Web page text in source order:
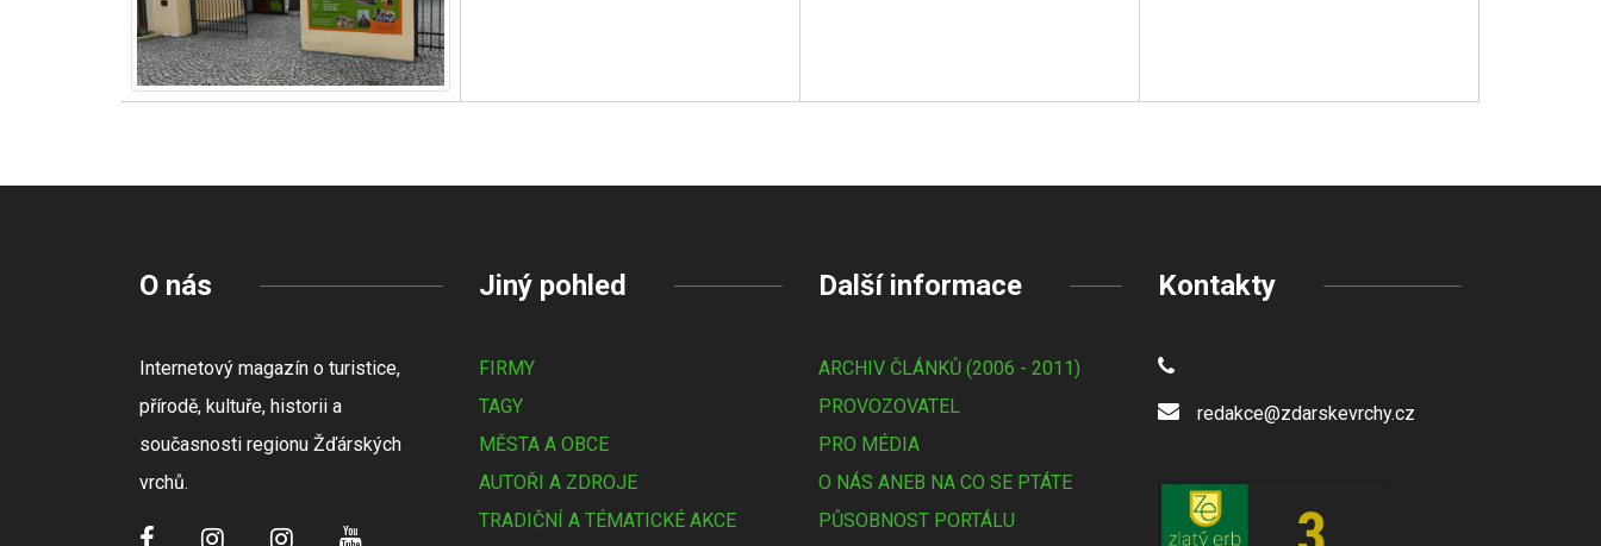
O nás
Internetový magazín o turistice,
přírodě, kultuře, historii a
současnosti regionu Žďárských
vrchů.
Jiný pohled
FIRMY
TAGY
MĚSTA A OBCE
AUTOŘI A ZDROJE
TRADIČNÍ A TÉMATICKÉ AKCE
Další informace
ARCHIV ČLÁNKŮ (2006 - 2011)
PROVOZOVATEL
PRO MÉDIA
O NÁS ANEB NA CO SE PTÁTE
PŮSOBNOST PORTÁLU
Kontakty
redakce@zdarskevrchy.cz